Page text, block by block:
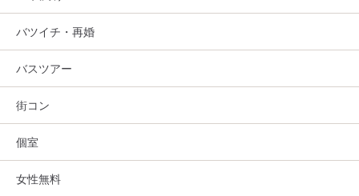
バツイチ・再婚
バスツアー
街コン
個室
女性無料